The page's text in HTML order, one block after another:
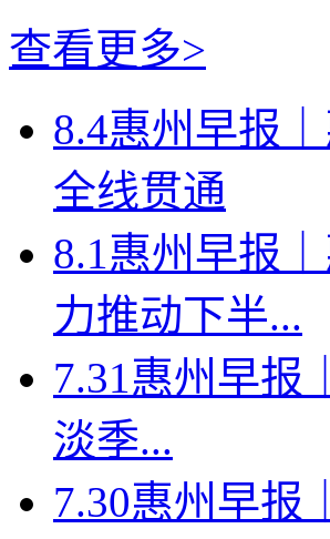
查看更多>
8.4惠州早报
全线贯通
8.1惠州早报
力推动下半...
7.31惠州早报
淡季...
7.30惠州早报